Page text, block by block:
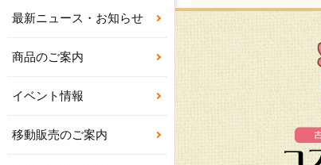
最新ニュース・お知らせ
商品のご案内
イベント情報
移動販売のご案内